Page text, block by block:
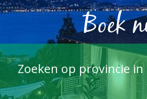
Zoeken op provincie in
Boek